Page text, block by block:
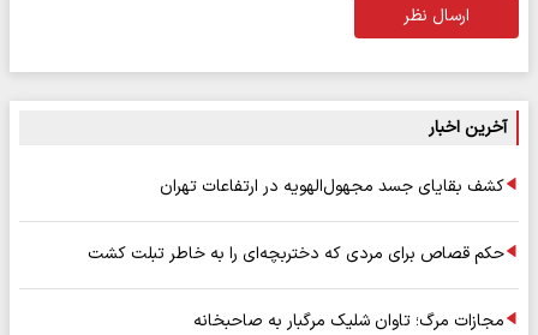
ارسال نظر
آخرین اخبار
کشف بقایای جسد مجهول‌الهویه در ارتفاعات تهران
حکم قصاص برای مردی که دختربچه‌ای را به خاطر تبلت کشت
مجازات مرگ؛ تاوان شلیک مرگبار به صاحبخانه